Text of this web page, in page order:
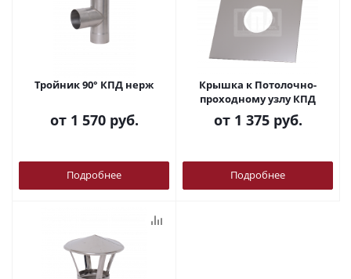
Тройник 90° КПД нерж
от 1 570 руб.
Подробнее
Крышка к Потолочно-
проходному узлу КПД
от 1 375 руб.
Подробнее